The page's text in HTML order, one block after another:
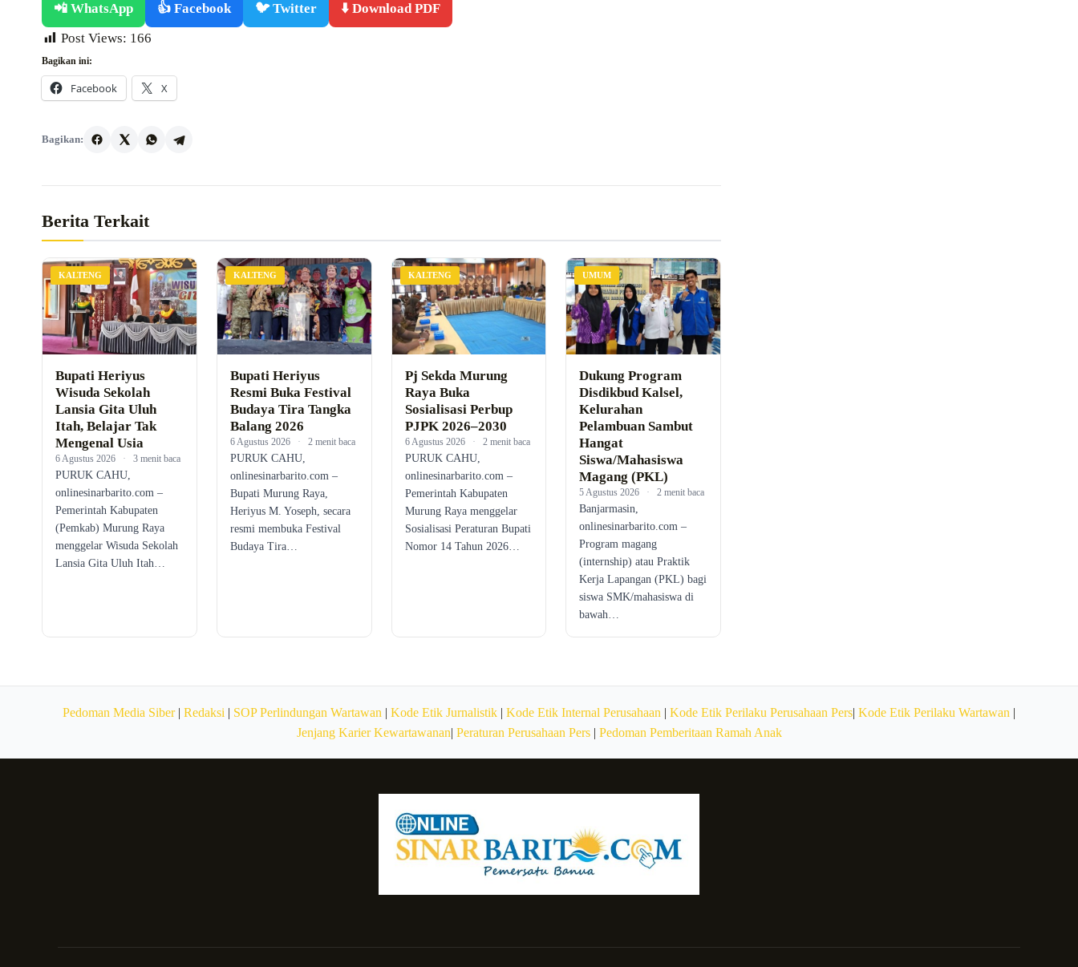
📲 WhatsApp 👍 Facebook 🐦 Twitter
⬇️ Download PDF
Post Views: 166
Bagikan ini:
Facebook X
Bagikan:
Berita Terkait
KALTENG
Bupati Heriyus
Wisuda Sekolah
Lansia Gita Uluh
Itah, Belajar Tak
Mengenal Usia
6 Agustus 2026 · 3 menit baca
PURUK CAHU,
onlinesinarbarito.com –
Pemerintah Kabupaten
(Pemkab) Murung Raya
menggelar Wisuda Sekolah
Lansia Gita Uluh Itah…
KALTENG
Bupati Heriyus
Resmi Buka Festival
Budaya Tira Tangka
Balang 2026
6 Agustus 2026 · 2 menit baca
PURUK CAHU,
onlinesinarbarito.com –
Bupati Murung Raya,
Heriyus M. Yoseph, secara
resmi membuka Festival
Budaya Tira…
KALTENG
Pj Sekda Murung
Raya Buka
Sosialisasi Perbup
PJPK 2026–2030
6 Agustus 2026 · 2 menit baca
PURUK CAHU,
onlinesinarbarito.com –
Pemerintah Kabupaten
Murung Raya menggelar
Sosialisasi Peraturan Bupati
Nomor 14 Tahun 2026…
UMUM
Dukung Program
Disdikbud Kalsel,
Kelurahan
Pelambuan Sambut
Hangat
Siswa/Mahasiswa
Magang (PKL)
5 Agustus 2026 · 2 menit baca
Banjarmasin,
onlinesinarbarito.com –
Program magang
(internship) atau Praktik
Kerja Lapangan (PKL) bagi
siswa SMK/mahasiswa di
bawah…
Pedoman Media Siber| Redaksi | SOP Perlindungan Wartawan | Kode Etik Jurnalistik | Kode Etik Internal Perusahaan | Kode Etik Perilaku Perusahaan Pers| Kode Etik Perilaku Wartawan |
Jenjang Karier Kewartawanan| Peraturan Perusahaan Pers| Pedoman Pemberitaan Ramah Anak